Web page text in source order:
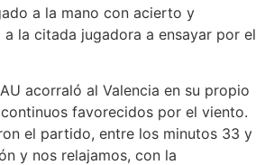
a la mano con acierto y
la citada jugadora a ensayar por el
acorraló al Valencia en su propio
favorecidos por el viento.
el partido, entre los minutos 33 y
y nos relajamos, con la